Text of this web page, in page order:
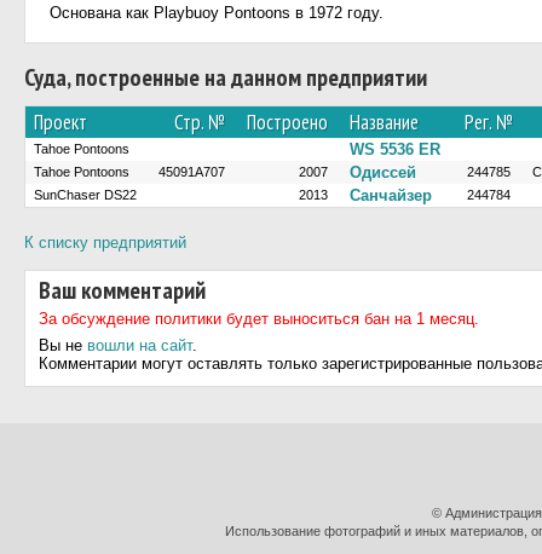
Основана как Playbuoy Pontoons в 1972 году.
Суда, построенные на данном предприятии
Проект Стр. № Построено Название Рег. №
Tahoe Pontoons WS 5536 ER
Tahoe Pontoons 45091А707 2007 Одиссей 244785
SunChaser DS22
2013 Санчайзер 244784
К списку предприятий
Ваш комментарий
За обсуждение политики будет выноситься бан на 1 месяц.
Вы не вошли на сайт.
Комментарии могут оставлять только зарегистрированные
©
Использование фотографий и иных материалов,